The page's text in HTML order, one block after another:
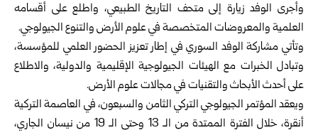
وأجرى الوفد زيارة إلى متحف التاريخ الطبيعي، واطلع على أقسامه
العلمية والمعروضات المتخصصة في علوم الأرض والتنوع الجيولوجي.
وتأتي مشاركة الوفد السوري في إطار تعزيز الحضور العلمي للمؤسسة،
وتبادل الخبرات مع الهيئات الجيولوجية الإقليمية والدولية، والاطلاع
على أحدث الأبحاث والتقنيات في مجالات علوم الأرض.
ويعقد المؤتمر الجيولوجي التركي الثامن والسبعون، في العاصمة التركية
أنقرة، خلال الفترة الممتدة من الـ 13 وحتى الـ 19 من نيسان الجاري،